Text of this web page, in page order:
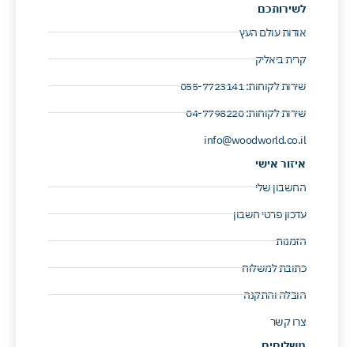
לשירותכם
אודות עולם העץ
קרית ביאליק
שירות לקוחות: 055-7723141 ​
שירות לקוחות: 04-7798220 ​
info@woodworld.co.il
איזור אישי
החשבון שלי
עדכון פרטי חשבון
הזמנות
כתובת למשלוח
הובלה והתקנה
צרו קשר